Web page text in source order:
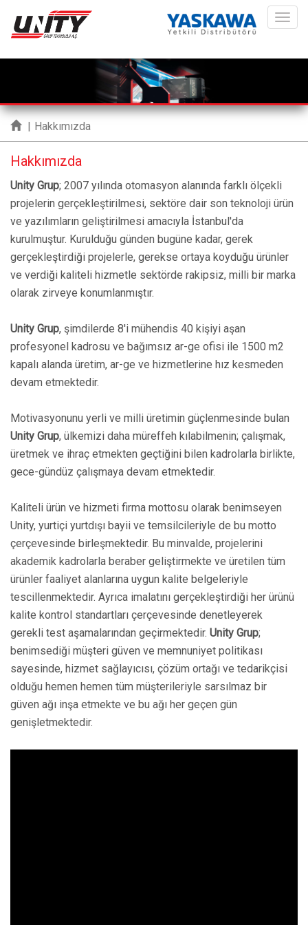
Hakkımızda
Hakkımızda
Unity Grup; 2007 yılında otomasyon alanında farklı ölçekli
projelerin gerçekleştirilmesi, sektöre dair son teknoloji ürün
ve yazılımların geliştirilmesi amacıyla İstanbul'da
kurulmuştur. Kurulduğu günden bugüne kadar, gerek
gerçekleştirdiği projelerle, gerekse ortaya koyduğu ürünler
ve verdiği kaliteli hizmetle sektörde rakipsiz, milli bir marka
olarak zirveye konumlanmıştır.
Unity Grup, şimdilerde 8'i mühendis 40 kişiyi aşan
profesyonel kadrosu ve bağımsız ar-ge ofisi ile 1500 m2
kapalı alanda üretim, ar-ge ve hizmetlerine hız kesmeden
devam etmektedir.
Motivasyonunu yerli ve milli üretimin güçlenmesinde bulan
Unity Grup, ülkemizi daha müreffeh kılabilmenin; çalışmak,
üretmek ve ihraç etmekten geçtiğini bilen kadrolarla birlikte,
gece-gündüz çalışmaya devam etmektedir.
Kaliteli ürün ve hizmeti firma mottosu olarak benimseyen
Unity, yurtiçi yurtdışı bayii ve temsilcileriyle de bu motto
çerçevesinde birleşmektedir. Bu minvalde, projelerini
akademik kadrolarla beraber geliştirmekte ve üretilen tüm
ürünler faaliyet alanlarına uygun kalite belgeleriyle
tescillenmektedir. Ayrıca imalatını gerçekleştirdiği her ürünü
kalite kontrol standartları çerçevesinde denetleyerek
gerekli test aşamalarından geçirmektedir. Unity Grup;
benimsediği müşteri güven ve memnuniyet politikası
sayesinde, hizmet sağlayıcısı, çözüm ortağı ve tedarikçisi
olduğu hemen hemen tüm müşterileriyle sarsılmaz bir
güven ağı inşa etmekte ve bu ağı her geçen gün
genişletmektedir.